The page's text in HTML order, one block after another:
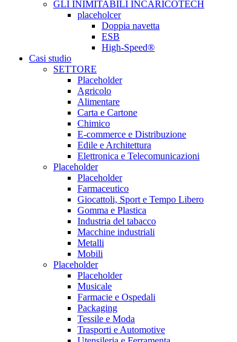
GLI INIMITABILI INCARICOTECH
placeholcer
Doppia navetta
ESB
High-Speed®
Casi studio
SETTORE
Placeholder
Agricolo
Alimentare
Carta e Cartone
Chimico
E-commerce e Distribuzione
Edile e Architettura
Elettronica e Telecomunicazioni
Placeholder
Placeholder
Farmaceutico
Giocattoli, Sport e Tempo Libero
Gomma e Plastica
Industria del tabacco
Macchine industriali
Metalli
Mobili
Placeholder
Placeholder
Musicale
Farmacie e Ospedali
Packaging
Tessile e Moda
Trasporti e Automotive